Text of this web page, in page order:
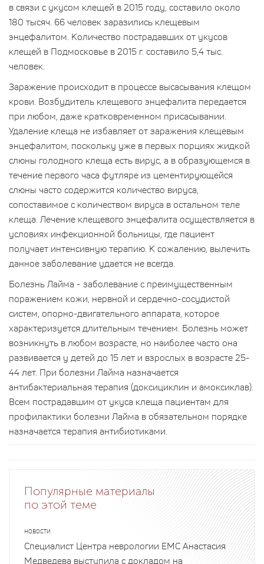
в связи с укусом клещей в 2015 году, составило около
180 тысяч. 66 человек заразились клещевым
энцефалитом. Количество пострадавших от укусов
клещей в Подмосковье в 2015 г. составило 5,4 тыс.
человек.
Заражение происходит в процессе высасывания клещом
крови. Возбудитель клещевого энцефалита передается
при любом, даже кратковременном присасывании.
Удаление клеща не избавляет от заражения клещевым
энцефалитом, поскольку уже в первых порциях жидкой
слюны голодного клеща есть вирус, а в образующемся в
течение первого часа футляре из цементирующейся
слюны часто содержится количество вируса,
сопоставимое с количеством вируса в остальном теле
клеща. Лечение клещевого энцефалита осуществляется в
условиях инфекционной больницы, где пациент
получает интенсивную терапию. К сожалению, вылечить
данное заболевание удается не всегда.
Болезнь Лайма - заболевание с преимущественным
поражением кожи, нервной и сердечно-сосудистой
систем, опорно-двигательного аппарата, которое
характеризуется длительным течением. Болезнь может
возникнуть в любом возрасте, но наиболее часто она
развивается у детей до 15 лет и взрослых в возрасте 25-
44 лет. При болезни Лайма назначается
антибактериальная терапия (доксициклин и амоксиклав).
Всем пострадавшим от укуса клеща пациентам для
профилактики болезни Лайма в обязательном порядке
назначается терапия антибиотиками.
Популярные материалы
по этой теме
НОВОСТИ
Специалист Центра неврологии EMC Анастасия
Медведева выступила с докладом на